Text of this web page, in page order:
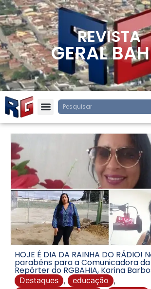
REVISTA
GERAL
HOJE É DIA DA RAINHA DO RÁDIO!
parabéns para a Comunicadora da
Repórter do RGBAHIA, Karina
Destaques , educação ,